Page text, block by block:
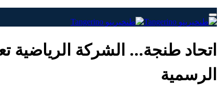
اتحاد طنجة… الشركة الرياضية
الرسمية